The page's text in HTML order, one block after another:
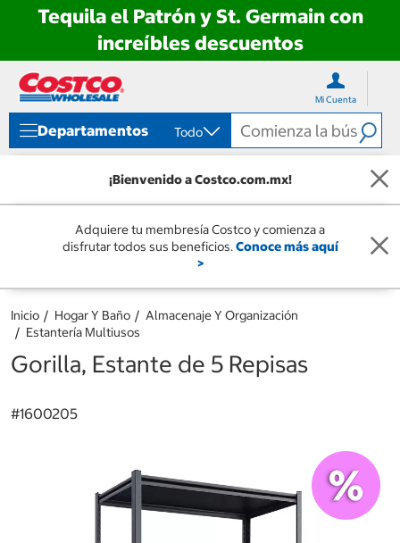
Tequila el Patrón y St. Germain con
increíbles descuentos
directo
contenido
directo
menú
navegación
Mi Cuenta
Departamentos Todo
¡Bienvenido a Costco.com.mx!
Adquiere tu membresía Costco y comienza a
disfrutar todos sus beneficios.Conoce más aquí
>
Inicio Hogar Y Baño
Almacenaje Y Organización
Estantería Multiusos
Gorilla, Estante de 5 Repisas
#1600205